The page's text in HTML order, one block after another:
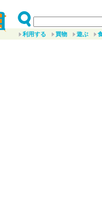
利用する 買物 遊ぶ